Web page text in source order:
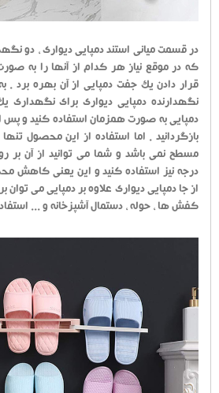
در قسمت میانی استند دمپایی دیواری ، دو
که در موقع نیاز هر کدام از آنها را به
قرار دادن یک جفت دمپایی از آن بهره برد .
نگهدارنده دمپایی دیواری برای
دمپایی به صورت همزمان استفاده کنید و پس
بازگردانید . اما استفاده از این محصول
درجه نیز استفاده کنید و این یعنی کاهش
از جا دمپایی دیواری علاوه بر دمپایی می توان
کفش ها ، حوله ، دستمال آشپزخانه و ...